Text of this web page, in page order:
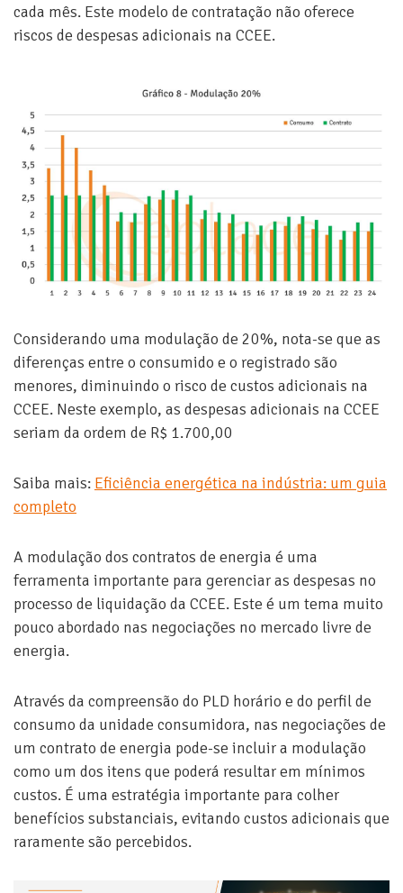
cada mês. Este modelo de contratação não oferece
riscos de despesas adicionais na CCEE.
Considerando uma modulação de 20%, nota-se que as
diferenças entre o consumido e o registrado são
menores, diminuindo o risco de custos adicionais na
CCEE. Neste exemplo, as despesas adicionais na CCEE
seriam da ordem de R$ 1.700,00
Saiba mais: Eficiência energética na indústria: um guia
completo
A modulação dos contratos de energia é uma
ferramenta importante para gerenciar as despesas no
processo de liquidação da CCEE. Este é um tema muito
pouco abordado nas negociações no mercado livre de
energia.
Através da compreensão do PLD horário e do perfil de
consumo da unidade consumidora, nas negociações de
um contrato de energia pode-se incluir a modulação
como um dos itens que poderá resultar em mínimos
custos. É uma estratégia importante para colher
benefícios substanciais, evitando custos adicionais que
raramente são percebidos.